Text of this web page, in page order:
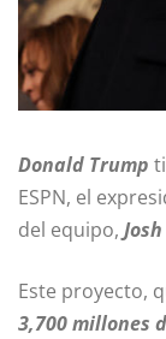
Donald Trump
ESPN, el
del equipo,
Este proyecto,
3,700 millones